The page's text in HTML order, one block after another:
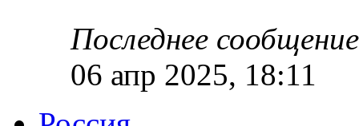
Последнее
06 апр 2025, 18:11